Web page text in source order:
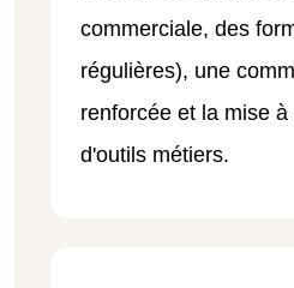
commerciale, des
régulières), une
renforcée et la mise à
d'outils métiers.